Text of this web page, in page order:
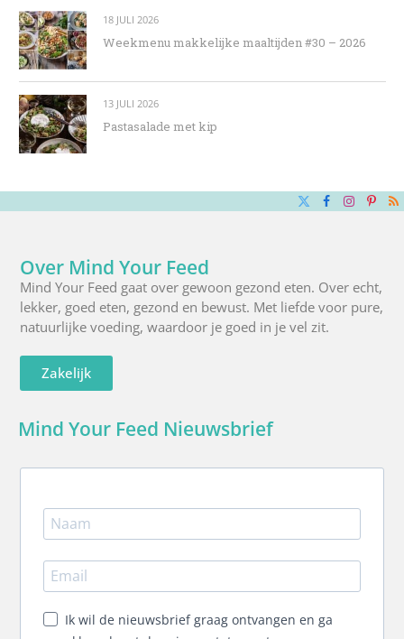
18 JULI 2026
Weekmenu makkelijke maaltijden #30 – 2026
13 JULI 2026
Pastasalade met kip
X
Facebook
Over Mind Your Feed
Mind Your Feed gaat over gewoon gezond eten. Over echt,
lekker, goed eten, gezond en bewust. Met liefde voor pure,
natuurlijke voeding, waardoor je goed in je vel zit.
Zakelijk
Mind Your Feed Nieuwsbrief
Ik wil de nieuwsbrief graag ontvangen en ga